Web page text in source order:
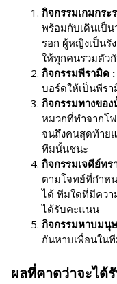
กิจกรรมเกมกระ
พร้อมกับเดินเป็น
รอก ผู้หญิงเป็นรั
ให้ทุกคนรวมตัว
กิจกรรมพีรามิด :
บอร์ดให้เป็นพีร
กิจกรรมทางของ
หมวกที่ทำจากโฟ
จนถึงคนสุดท้าย
ทีมนั้นชนะ
กิจกรรมเจดีย์ทร
ตามโจทย์ที่กำห
ได้ ทีมใดที่มีควา
ได้รับคะแนน
กิจกรรมหาบมนุ
กันหาบเพื่อนใน
ผลที่คาดว่าจะได้